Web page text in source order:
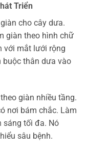
Triển
cho cây dưa.
giàn theo hình chữ
với mắt lưới rộng
buộc thân dưa vào
giàn nhiều tầng.
nơi bám chắc. Làm
sáng tối đa. Nó
sâu bệnh.